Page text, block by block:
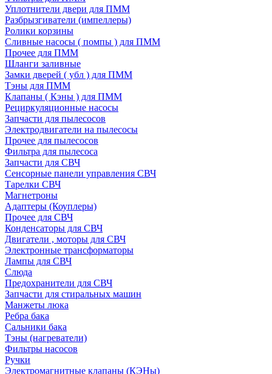
Уплотнители двери для ПММ
Разбрызгиватели (импеллеры)
Ролики корзины
Сливные насосы ( помпы ) для ПММ
Прочее для ПММ
Шланги заливные
Замки дверей ( убл ) для ПММ
Тэны для ПММ
Клапаны ( Кэны ) для ПММ
Рециркуляционные насосы
Запчасти для пылесосов
Электродвигатели на пылесосы
Прочее для пылесосов
Фильтра для пылесоса
Запчасти для СВЧ
Сенсорные панели управления СВЧ
Тарелки СВЧ
Магнетроны
Адаптеры (Коуплеры)
Прочее для СВЧ
Конденсаторы для СВЧ
Двигатели , моторы для СВЧ
Электронные трансформаторы
Лампы для СВЧ
Слюда
Предохранители для СВЧ
Запчасти для стиральных машин
Манжеты люка
Ребра бака
Сальники бака
Тэны (нагреватели)
Фильтры насосов
Ручки
Электромагнитные клапаны (КЭНы)